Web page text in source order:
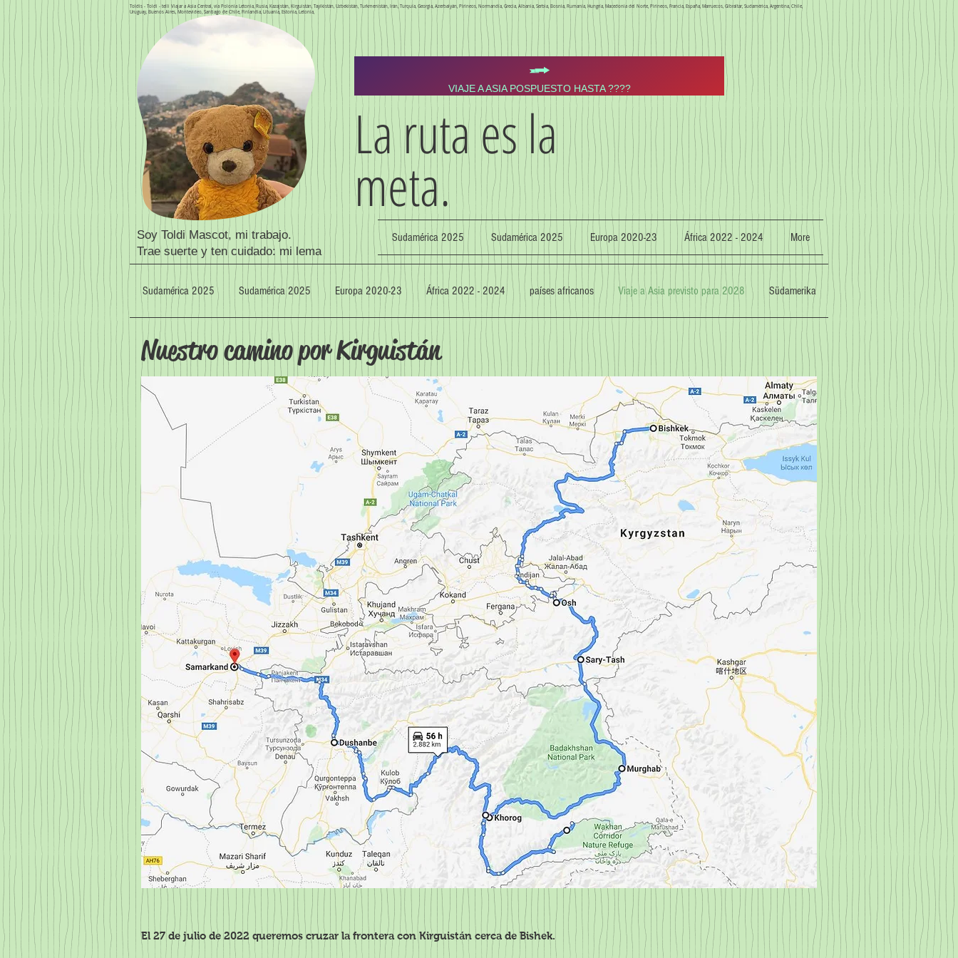
Toldis - Toldi - telli Viajar a Asia Central, vía Polonia Letonia, Rusia, Kazajstán, Kirguistán, Tayikistán, Uzbekistán, Turkmenistán, Irán, Turquía, Georgia, Azerbaiyán, Pirineos, Normandía, Grecia, Albania, Serbia, Bosnia, Rumanía, Hungría, Macedonia del Norte, Pirineos, Francia, España, Marruecos, Gibraltar, Sudamérica, Argentina, Chile,
Uruguay, Buenos Aires, Montevideo, Santiago de Chile, Finlandia, Lituania, Estonia, Letonia,
VIAJE A ASIA POSPUESTO HASTA ????
La ruta es la
meta.
Soy Toldi Mascot, mi trabajo.
Trae suerte y ten cuidado: mi lema
Sudamérica 2025 Sudamérica 2025 Europa 2020-23 África 2022 - 2024 More
Sudamérica 2025 Sudamérica 2025 Europa 2020-23 África 2022 - 2024 países africanos Viaje a Asia previsto para 2028 Südamerika
Nuestro camino por Kirguistán
El 27 de julio de 2022 queremos cruzar la frontera con Kirguistán cerca de Bishek.